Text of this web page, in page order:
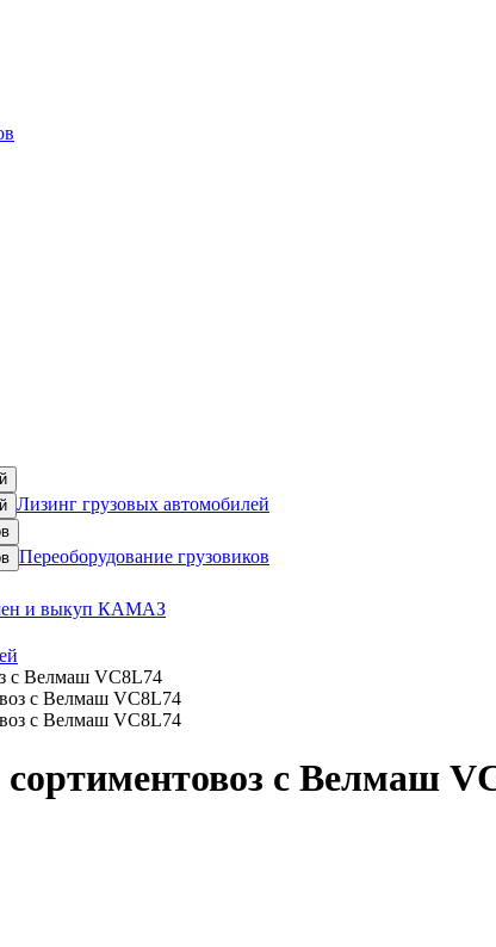
Лизинг грузовых автомобилей
Переоборудование грузовиков
и выкуп КАМАЗ
с Велмаш VC8L74
с Велмаш